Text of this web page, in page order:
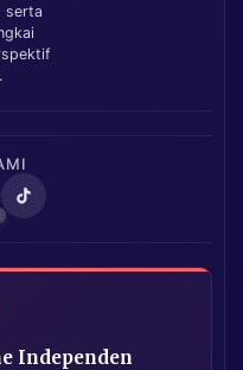
serta
Independen